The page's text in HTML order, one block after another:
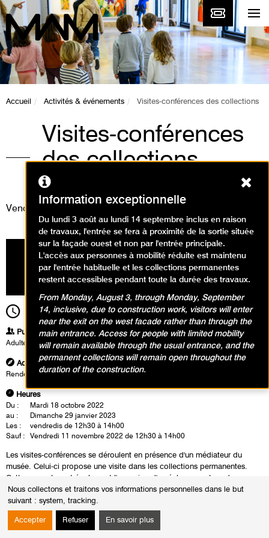
Nous collectons et traitons vos informations personnelles dans le but
suivant : system, tracking.
Accepter Refuser En savoir plus
Accueil Activités & événements Visites-conférences des collections
Visites-conférences
des collections
Visites
Vendredi 27 janvier 2023
12h30 Durée1h30
Publics
Adultes
Adresse
Rendez-vous à l'accueil du musée
Heures
Du :
Mardi 18 octobre 2022
au :
Dimanche 29 janvier 2023
Les :
vendredis de 12h30 à 14h00
Sauf :
Vendredi 11 novembre 2022 de 12h30 à 14h00
Les visites-conférences se déroulent en présence d'un médiateur du
musée. Celui-ci propose une visite dans les collections permanentes.
Cette rencontre est également l'occasion d'un échange autour des
oeuvres.
Information exceptionnelle
Du lundi 3 août au lundi 14 septembre inclus en raison
de travaux, l'entrée se fera à proximité de la sortie située
sur la façade ouest et non par l'entrée principale.
L'accès aux personnes à mobilité réduite est maintenu
par l'entrée habituelle et les collections permanentes
restent accessibles pendant toute la durée des travaux.
From Monday, August 3, through Monday, September
14, inclusive, due to construction work, visitors will enter
near the exit on the west facade rather than through the
main entrance. Access for people with limited mobility
will remain available through the usual entrance, and the
permanent collections will remain open throughout the
duration of the construction.